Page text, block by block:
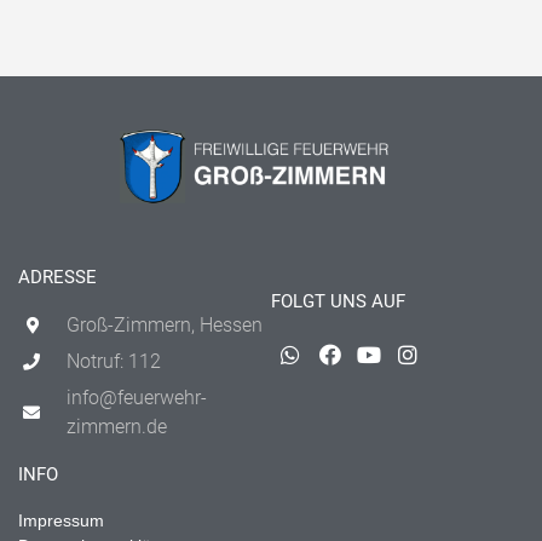
ADRESSE
Groß-Zimmern, Hessen
Notruf: 112
info@feuerwehr-
zimmern.de
FOLGT UNS AUF
INFO
Impressum